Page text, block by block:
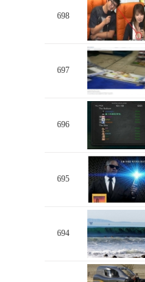
698
697
696
695
694